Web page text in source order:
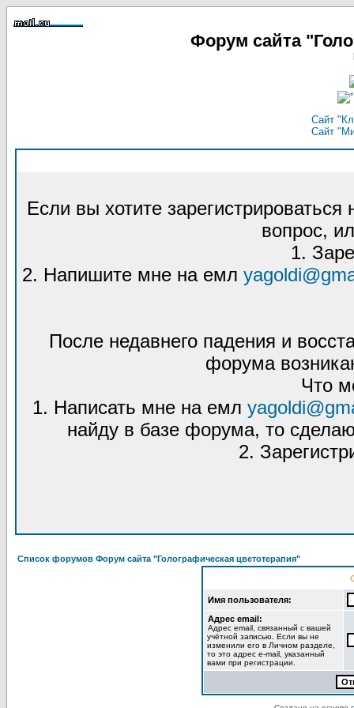
Форум сайта
Сайт
Сайт
Если вы хотите
вопрос,
1.
2. Напишите мне на емл
После недавнего падения и
форума
Что
1. Написать мне на емл
найду в базе форума, то
2.
Список форумов Форум сайта "Голографическая цветотерапия"
Имя пользователя:
Адрес email:
Адрес email, связанный с вашей
учётной записью. Если вы не
изменили его в Личном разделе,
то это адрес e-mail, указанный
вами при регистрации.